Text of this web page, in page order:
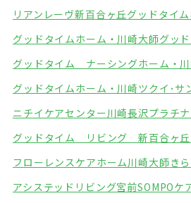
リアンレーヴ新百合ヶ丘グッドタイ
グッドタイムホーム・川崎大師グッ
グッドタイム ナーシングホーム・
グッドタイムホーム・川崎ツクイ･サ
ニチイケアセンター川崎長沢プラチ
グッドタイム リビング 新百合ヶ丘
フローレンスケアホーム川崎大師き
アシステッドリビング宮前SOMPOケ